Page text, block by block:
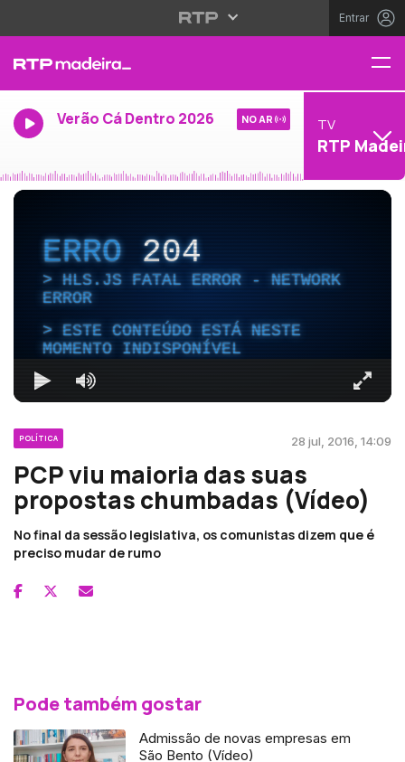
Entrar
Verão Cá Dentro 2026 NO AR TV
RTP
ERRO204
HLS.JS FATAL ERROR - NETWORK
ERROR
ESTE CONTEÚDO ESTÁ NESTE
MOMENTO INDISPONÍVEL
POLÍTICA 28 jul, 2016, 14:09
PCP viu maioria das suas
propostas chumbadas (Vídeo)
No final da sessão legislativa, os comunistas dizem que é
preciso mudar de rumo
Pode também gostar
Admissão de novas empresas em
São Bento (Vídeo)